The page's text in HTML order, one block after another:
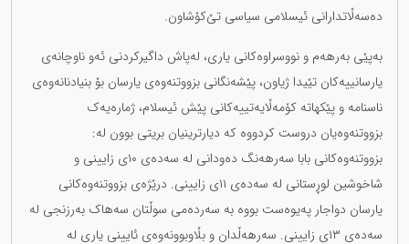
دەسەڵاتدارانی ئیسلامی سیاسی تێ‌کۆشاون.
بەپێی بەرهەم و نووسراوەکانی یاری، لەپاش داگیرکردنی ئەو ناوچانەی
یارسانییەکان تێیدا ژیاون، پێشەنگانی بزووتنەوەی یارسان بۆ بنیادنانەوەی
ناسنامە و پێکهاتە کۆمەڵایەتییەکانی پێش ئیسلام، ژمارەیەک
بزووتنەوەیان دروست کردووە کە دیارترینیان بریتی بوون لە:
بزووتنەوەکانی بابا سەرهەنگ دەودانی لە سەدەی ١٠ی زایینی و
شاخوشین لوڕستانی لە سەدەی ١١ی زایینی. درێژەی بزووتنەوەکانی
یارسان دواجار پەیوەست بووە بە سەردەمی سوڵتان سەهاک بەرزنجی لە
سەدەی ١٣ی زایینی. سەرهەڵدان و بڵاوبوونەوەی ئایینی یاری لە